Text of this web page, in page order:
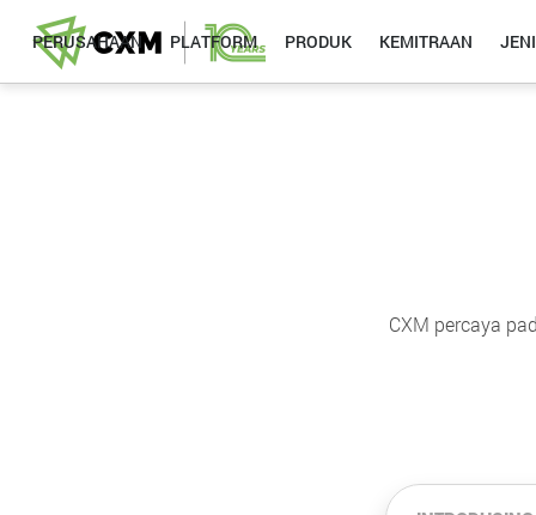
PERUSAHAAN PLATFORM PRODUK KEMITRAAN
CXM percaya